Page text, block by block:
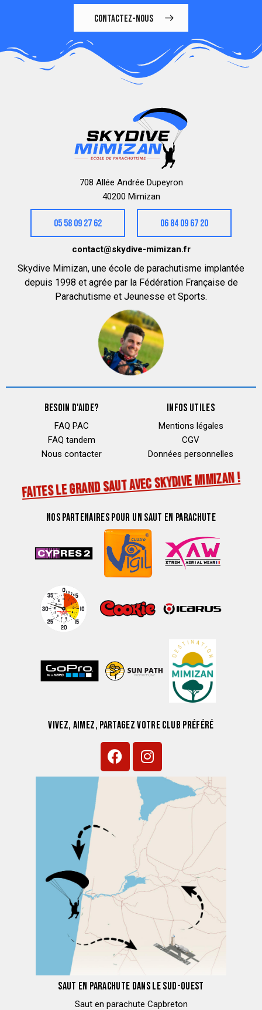
CONTACTEZ-NOUS
708 Allée Andrée Dupeyron
40200 Mimizan
05 58 09 27 62 06 84 09 67 20
contact@skydive-mimizan.fr
Skydive Mimizan, une école de parachutisme implantée
depuis 1998 et agrée par la Fédération Française de
Parachutisme et Jeunesse et Sports.
BESOIN D'AIDE?
FAQ PAC
FAQ tandem
Nous contacter
INFOS UTILES
Mentions légales
CGV
Données personnelles
FAITES LE GRAND SAUT AVEC SKYDIVE MIMIZAN !
NOS PARTENAIRES POUR UN SAUT EN PARACHUTE
VIVEZ, AIMEZ, PARTAGEZ VOTRE CLUB PRÉFÉRÉ
SAUT EN PARACHUTE DANS LE SUD-OUEST
Saut en parachute Capbreton